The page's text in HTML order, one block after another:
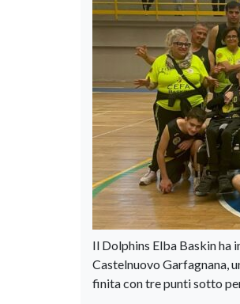
Il Dolphins Elba Baskin ha
Castelnuovo Garfagnana,
finita con tre punti sotto